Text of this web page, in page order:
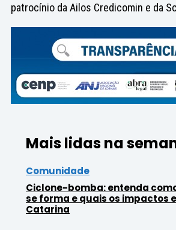
patrocínio da Ailos Credicomin e da
Mais lidas na
Comunidade
Ciclone-bomba: entenda
se forma e quais os impactos
Catarina